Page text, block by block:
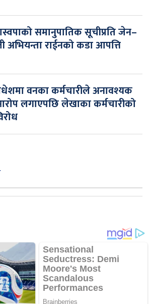
समानुपातिक सूचीप्रति जेन–
अभियन्ता राईनको कडा आपत्ति
वनका कर्मचारीले अनावश्यक
लगाएपछि लेखाका कर्मचारीको